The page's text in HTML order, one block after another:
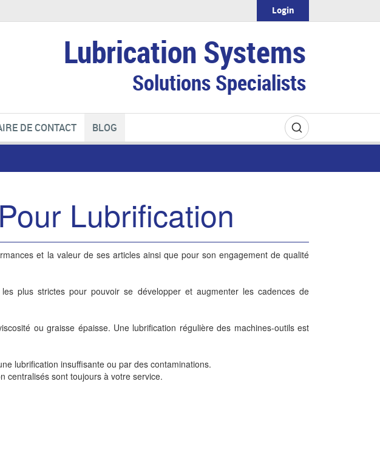
Lubrication Systems
Solutions Specialists
Login
DE CONTACT BLOG
Lubrification
et la valeur de ses articles ainsi que pour son engagement de qualité
plus strictes pour pouvoir se développer et augmenter les cadences de
ou graisse épaisse. Une lubrification régulière des machines-outils est
lubrification insuffisante ou par des contaminations.
centralisés sont toujours à votre service.